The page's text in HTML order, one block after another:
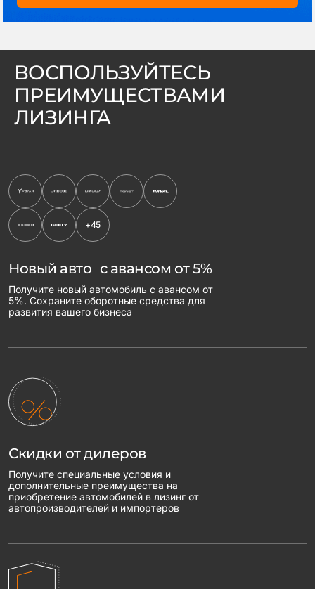
ВОСПОЛЬЗУЙТЕСЬ
ПРЕИМУЩЕСТВАМИ
ЛИЗИНГА
+45
Новый авто с авансом от 5%
Получите новый автомобиль с авансом от
5%. Сохраните оборотные средства для
развития вашего бизнеса
Скидки от дилеров
Получите специальные условия и
дополнительные преимущества на
приобретение автомобилей в лизинг от
автопроизводителей и импортеров